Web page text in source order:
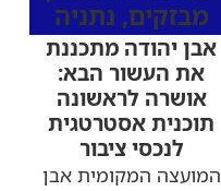
מבזקים, נתניה
אבן יהודה מתכננת
את העשור הבא:
אושרה לראשונה
תוכנית אסטרטגית
לנכסי ציבור
המועצה המקומית אבן